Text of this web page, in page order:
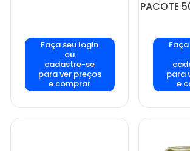
Faça seu login
ou
cadastre-se
para ver preços
e comprar
PACOTE
para
e